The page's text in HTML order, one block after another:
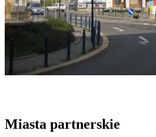
Miasta partnerskie